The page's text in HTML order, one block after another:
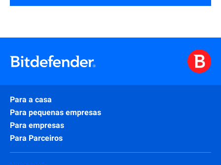
Para a casa
Para pequenas empresas
Para empresas
Para Parceiros